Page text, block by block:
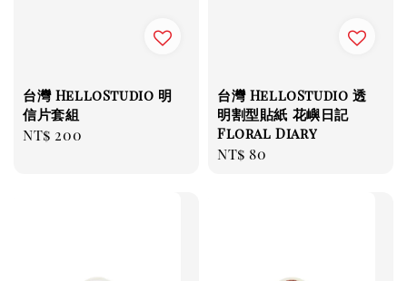
台灣 HelloStudio 明
信片套組
Regular
NT$ 200
台灣 HelloStudio 透
明割型貼紙 花嶼日記
Floral Diary
Regular
NT$ 80